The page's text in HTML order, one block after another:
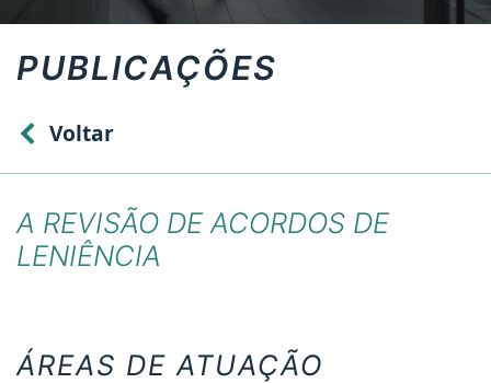
PUBLICAÇÕES
Voltar
A REVISÃO DE ACORDOS DE
LENIÊNCIA
ÁREAS DE ATUAÇÃO